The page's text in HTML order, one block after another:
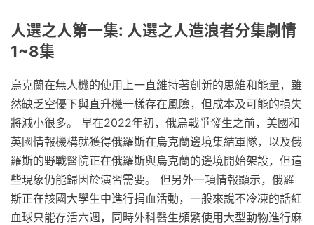
人選之人第一集: 人選之人造浪者分集劇情
1~8集
烏克蘭在無人機的使用上一直維持著創新的思維和能量，雖
然缺乏空優下與直升機一樣存在風險，但成本及可能的損失
將減小很多。 早在2022年初，俄烏戰爭發生之前，美國和
英國情報機構就獲得俄羅斯在烏克蘭邊境集結軍隊，以及俄
羅斯的野戰醫院正在俄羅斯與烏克蘭的邊境開始架設，但這
些現象仍能歸因於演習需要。 但另外一項情報顯示，俄羅
斯正在該國大學生中進行捐血活動，一般來說不冷凍的話紅
血球只能存活六週，同時外科醫生頻繁使用大型動物進行麻